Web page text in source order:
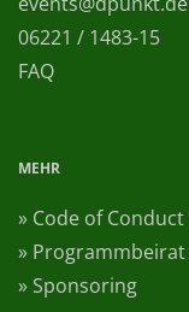
06221 / 1483-15
FAQ
MEHR
» Code of Conduct
» Programmbeirat
» Sponsoring